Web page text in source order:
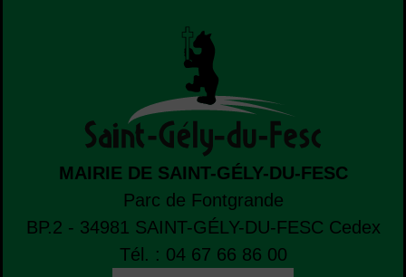
MAIRIE DE SAINT-GÉLY-DU-FESC
Parc de Fontgrande
BP.2 - 34981 SAINT-GÉLY-DU-FESC Cedex
Tél. : 04 67 66 86 00